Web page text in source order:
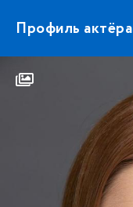
Профиль актёра